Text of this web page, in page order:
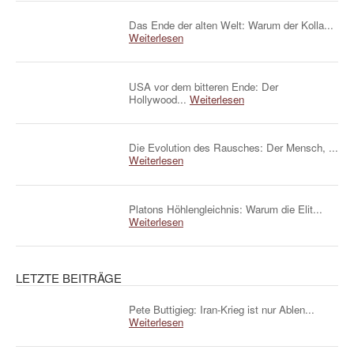
Das Ende der alten Welt: Warum der Kolla...
Weiterlesen
USA vor dem bitteren Ende: Der
Hollywood... Weiterlesen
Die Evolution des Rausches: Der Mensch, ...
Weiterlesen
Platons Höhlengleichnis: Warum die Elit...
Weiterlesen
LETZTE BEITRÄGE
Pete Buttigieg: Iran-Krieg ist nur Ablen...
Weiterlesen